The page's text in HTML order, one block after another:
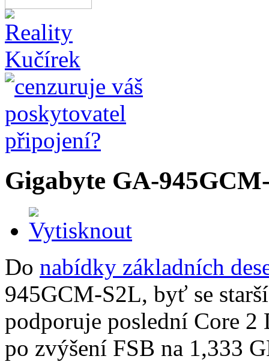
Gigabyte GA-
Do nabídky základních
945GCM-S2L, byť se
podporuje poslední Core
po zvýšení FSB na 1,333